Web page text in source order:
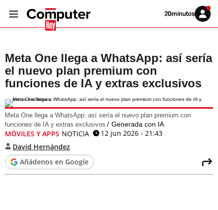
Volver
Iniciar
sesión
Meta One llega a WhatsApp: así sería
el nuevo plan premium con
funciones de IA y extras exclusivos
Meta One llega a WhatsApp: así sería el nuevo plan premium con
funciones de IA y extras exclusivos
Generada con IA
MÓVILES Y APPS NOTICIA
12 jun 2026 - 21:43
David Hernández
Añádenos en Google